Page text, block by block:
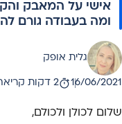
אישי על המאבק
ומה בעבודה גורם
מאת: גלית אופק
תאריך פרסום:
16/06/2021 2 דקות קריאה
שלום לכולן ולכולם,